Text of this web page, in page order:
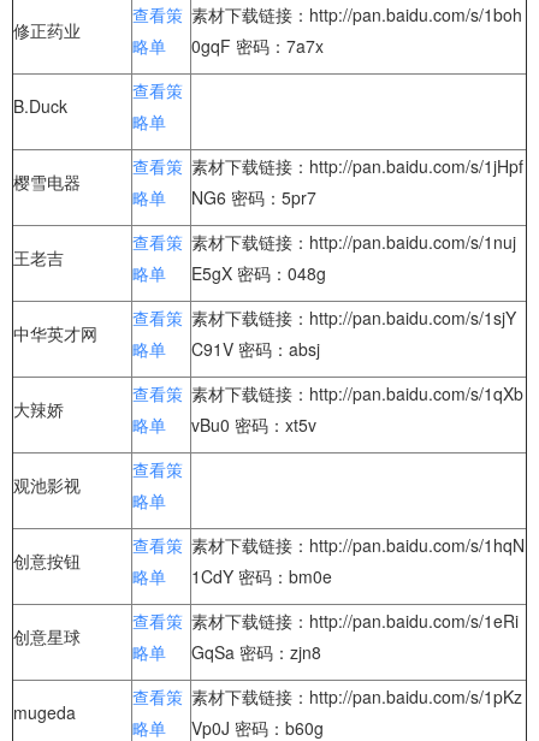
修正药业
查看策
略单
素材下载链接：http://pan.baidu.com/s/1boh
0gqF 密码：7a7x
B.Duck
查看策
略单
樱雪电器
查看策
略单
素材下载链接：http://pan.baidu.com/s/1jHpf
NG6 密码：5pr7
王老吉
查看策
略单
素材下载链接：http://pan.baidu.com/s/1nuj
E5gX 密码：048g
中华英才网
查看策
略单
素材下载链接：http://pan.baidu.com/s/1sjY
C91V 密码：absj
大辣娇
查看策
略单
素材下载链接：http://pan.baidu.com/s/1qXb
vBu0 密码：xt5v
观池影视
查看策
略单
创意按钮
查看策
略单
素材下载链接：http://pan.baidu.com/s/1hqN
1CdY 密码：bm0e
创意星球
查看策
略单
素材下载链接：http://pan.baidu.com/s/1eRi
GqSa 密码：zjn8
mugeda
查看策
略单
素材下载链接：http://pan.baidu.com/s/1pKz
Vp0J 密码：b60g